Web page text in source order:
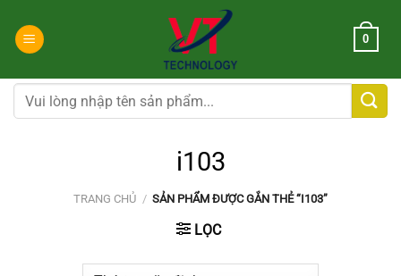
đến
dung
0
Tìm
kiếm:
i103
TRANG CHỦ / SẢN PHẨM ĐƯỢC GẮN THẺ “I103”
LỌC